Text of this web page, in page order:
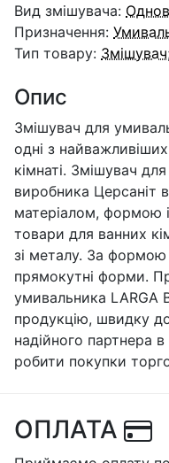
Вид змішувача:
Призначення:
Тип товару: Змішувач
Опис
Змішувач для
одні з
кімнаті. Змішувач
виробника Церсаніт
матеріалом, формою
товари для ванних
зі металу. За формою
прямокутні форми.
умивальника LARGA
продукцію, швидку
надійного партнера
робити покупки
ОПЛАТА